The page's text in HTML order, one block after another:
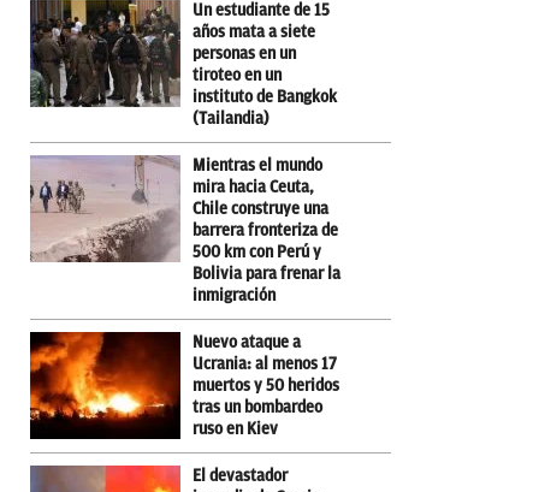
Un estudiante de 15
años mata a siete
personas en un
tiroteo en un
instituto de Bangkok
(Tailandia)
Mientras el mundo
mira hacia Ceuta,
Chile construye una
barrera fronteriza de
500 km con Perú y
Bolivia para frenar la
inmigración
Nuevo ataque a
Ucrania: al menos 17
muertos y 50 heridos
tras un bombardeo
ruso en Kiev
El devastador